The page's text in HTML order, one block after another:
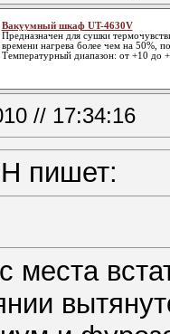
Вакуумный шкаф UT-4630V
Предназначен для сушки
времени нагрева более чем на 50%,
Температурный диапазон: от +10 до
// 17:34:16
пишет:
места